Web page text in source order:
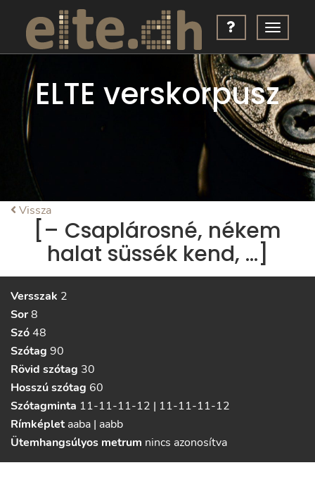
ELTE verskorpusz
Vissza
[– Csaplárosné, nékem
halat süssék kend, …]
Versszak 2
Sor8
Szó48
Szótag 90
Rövid szótag 30
Hosszú szótag 60
Szótagminta 11-11-11-12 | 11-11-11-12
Rímképlet aaba | aabb
Ütemhangsúlyos metrum nincs azonosítva